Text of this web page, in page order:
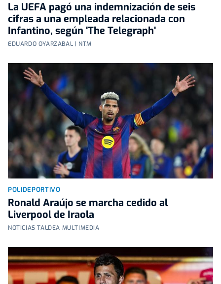
La UEFA pagó una indemnización de seis
cifras a una empleada relacionada con
Infantino, según 'The Telegraph'
EDUARDO OYARZABAL | NTM
POLIDEPORTIVO
Ronald Araújo se marcha cedido al
Liverpool de Iraola
NOTICIAS TALDEA MULTIMEDIA